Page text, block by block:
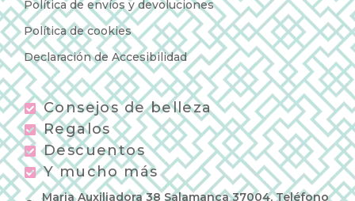
Política de envíos y devoluciones
Política de cookies
Declaración de Accesibilidad
Consejos de belleza
Regalos
Descuentos
Y mucho más
Maria Auxiliadora 38 Salamanca 37004, Teléfono